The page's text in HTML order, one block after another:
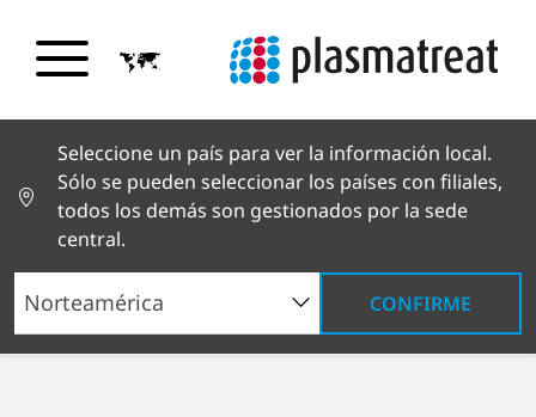
Seleccione un país para ver la información local.
Sólo se pueden seleccionar los países con filiales,
todos los demás son gestionados por la sede
central.
CONFIRME
Soluciones industriales
Productos textiles
Tejidos de refuerzo